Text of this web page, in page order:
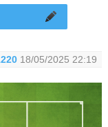
18/05/2025 22:19